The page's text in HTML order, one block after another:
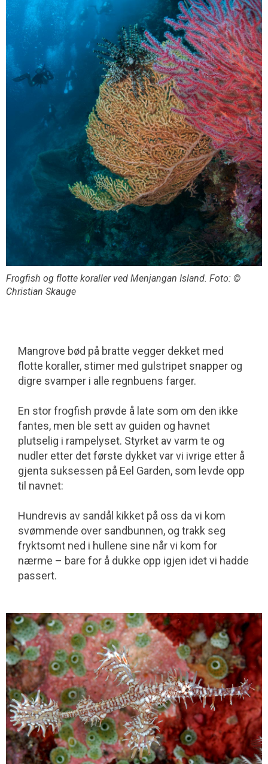
Frogfish og flotte koraller ved Menjangan Island. Foto: ©
Christian Skauge
Mangrove bød på bratte vegger dekket med
flotte koraller, stimer med gulstripet snapper og
digre svamper i alle regnbuens farger.
En stor frogfish prøvde å late som om den ikke
fantes, men ble sett av guiden og havnet
plutselig i rampelyset. Styrket av varm te og
nudler etter det første dykket var vi ivrige etter å
gjenta suksessen på Eel Garden, som levde opp
til navnet:
Hundrevis av sandål kikket på oss da vi kom
svømmende over sandbunnen, og trakk seg
fryktsomt ned i hullene sine når vi kom for
nærme – bare for å dukke opp igjen idet vi hadde
passert.